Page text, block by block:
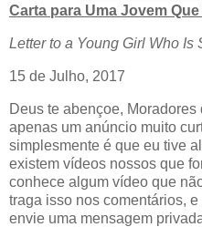
Carta para Uma Jovem
Letter to a Young Girl Who Is
15 de Julho, 2017
Deus te abençoe,
apenas um anúncio muito
simplesmente é que eu tive
existem vídeos nossos que
conhece algum vídeo que
traga isso nos comentários,
envie uma mensagem